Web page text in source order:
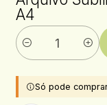
A4
Quantidade
Só pode